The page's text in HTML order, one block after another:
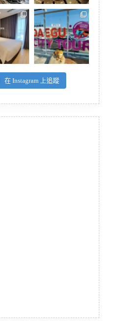
在 Instagram 上追蹤